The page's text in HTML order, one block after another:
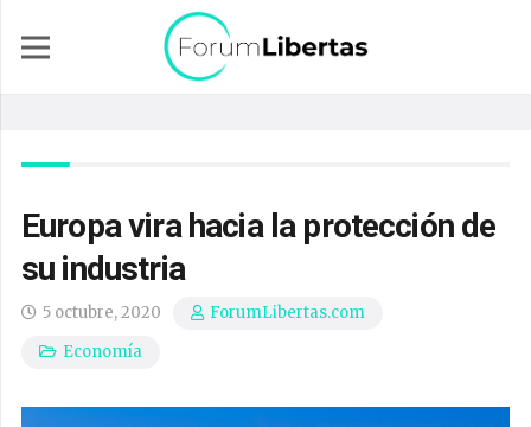
Europa vira hacia la protección de
su industria
5 octubre, 2020
ForumLibertas.com
Economía